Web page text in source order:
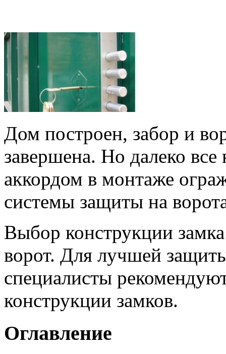
Дом построен, забор и
завершена. Но далеко
аккордом в монтаже
системы защиты на
Выбор конструкции
ворот. Для лучшей
специалисты
конструкции замков.
Оглавление